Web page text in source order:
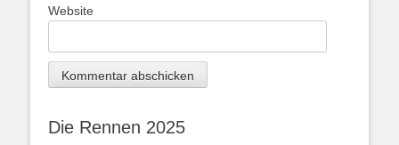
Website
Die Rennen 2025